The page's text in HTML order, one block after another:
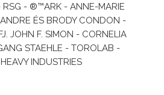
RSG - ®™ARK - ANNE-MARIE
ÉS BRODY CONDON -
JOHN F. SIMON - CORNELIA
STAEHLE - TOROLAB -
INDUSTRIES